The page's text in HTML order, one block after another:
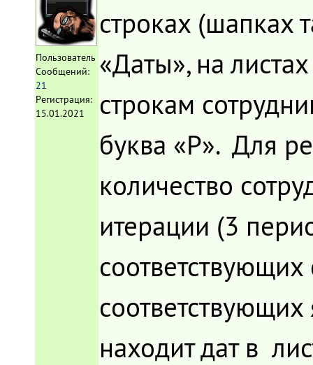
Пользователь
Сообщений:
21
Регистрация:
15.01.2021
строках (шапках
«Даты», на
строкам
буква «Р». Для
количество
итерации (3
соответствующих
находит дат в